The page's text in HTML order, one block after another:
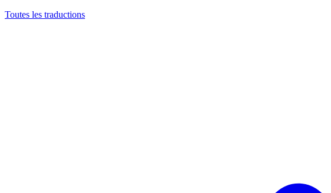
Toutes les traductions